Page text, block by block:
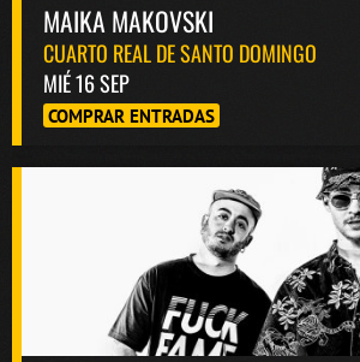
MAIKA MAKOVSKI
CUARTO REAL DE SANTO DOMINGO
MIÉ 16 SEP
COMPRAR ENTRADAS